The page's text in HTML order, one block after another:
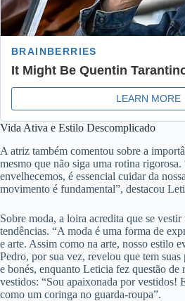
Vida Ativa e Estilo Descomplicado
A atriz também comentou sobre a
mesmo que não siga uma rotina
envelhecemos, é essencial cuidar da
movimento é fundamental”, destacou
Sobre moda, a loira acredita que se
tendências. “A moda é uma forma de
e arte. Assim como na arte, nosso estilo
Pedro, por sua vez, revelou que tem
e bonés, enquanto Leticia fez questão de
vestidos: “Sou apaixonada por vestidos!
como um coringa no guarda-roupa”.